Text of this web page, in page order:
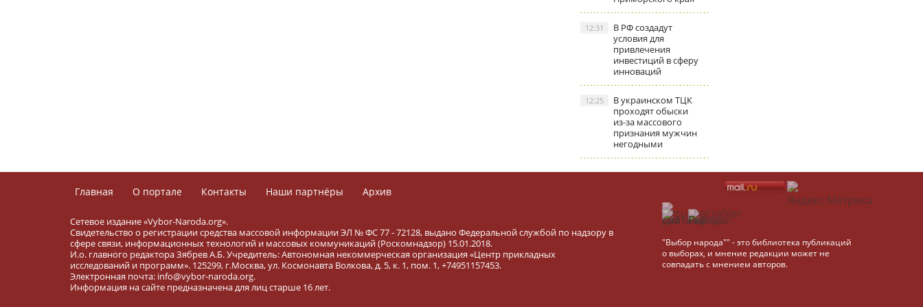
В РФ создадут
условия для
привлечения
инвестиций в сферу
инноваций
12:31
В украинском ТЦК
проходят обыски
из-за массового
признания мужчин
негодными
12:25
Главная О портале Контакты Наши партнёры Архив
Сетевое издание «Vybor-Naroda.org».
Свидетельство о регистрации средства массовой информации ЭЛ № ФС 77 - 72128, выдано Федеральной службой по надзору в
сфере связи, информационных технологий и массовых коммуникаций (Роскомнадзор) 15.01.2018.
И.о. главного редактора Зябрев А.Б. Учредитель: Автономная некоммерческая организация «Центр прикладных
исследований и программ». 125299, г.Москва, ул. Космонавта Волкова, д. 5, к. 1, пом. 1, +74951157453.
Электронная почта: info@vybor-naroda.org.
Информация на сайте предназначена для лиц старше 16 лет.
"Выбор народа"" - это библиотека публикаций
о выборах, и мнение редакции может не
совпадать с мнением авторов.